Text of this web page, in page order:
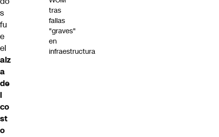
s
fu
e
el
alz
a
de
l
co
st
o
tras
fallas
"graves"
en
infraestructura